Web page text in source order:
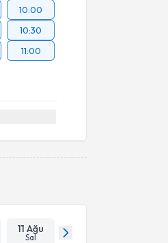
10:00
10:30
11:00
11 Ağu
Sal